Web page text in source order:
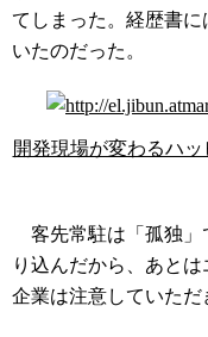
てしまった。経歴書
いたのだった。
開発現場が変わるハ
客先常駐は「孤独」
り込んだから、あとは
企業は注意していただ